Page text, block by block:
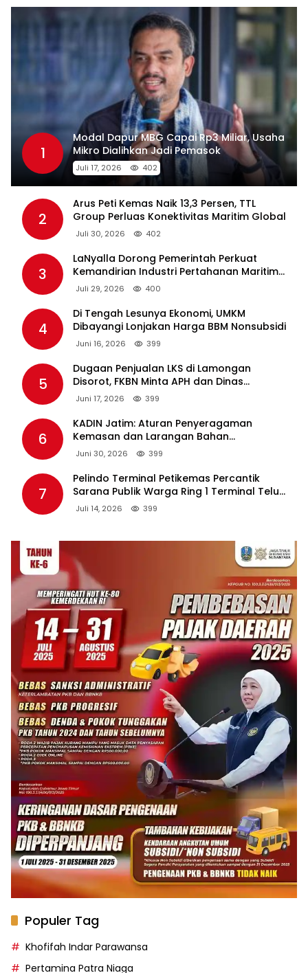
1
Modal Dapur MBG Capai Rp3 Miliar, Usaha
Mikro Dialihkan Jadi Pemasok
Juli 17, 2026 402
2
Arus Peti Kemas Naik 13,3 Persen, TTL
Group Perluas Konektivitas Maritim Global
Juli 30, 2026 402
3
LaNyalla Dorong Pemerintah Perkuat
Kemandirian Industri Pertahanan Maritim
Lewat PT PAL
Juli 29, 2026 400
4
Di Tengah Lesunya Ekonomi, UMKM
Dibayangi Lonjakan Harga BBM Nonsubsidi
Juni 16, 2026 399
5
Dugaan Penjualan LKS di Lamongan
Disorot, FKBN Minta APH dan Dinas
Pendidikan Bertindak Tegas.
Juni 17, 2026 399
6
KADIN Jatim: Aturan Penyeragaman
Kemasan dan Larangan Bahan
Tambahan Berpotensi Ganggu Industri
Juni 30, 2026 399
7
Pelindo Terminal Petikemas Percantik
Sarana Publik Warga Ring 1 Terminal Teluk
Lamong Lewat Program TJSL
Juli 14, 2026 399
Populer Tag
Khofifah Indar Parawansa
Pertamina Patra Niaga